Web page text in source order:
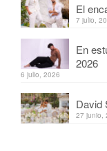
El
7 julio,
En
2026
6 julio, 2026
David
27 junio,